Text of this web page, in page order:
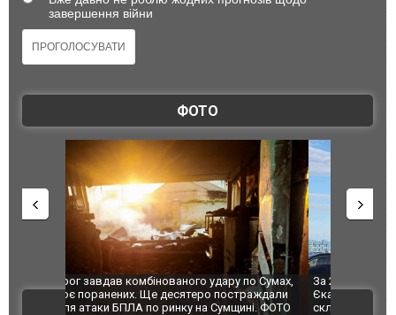
завершення війни
ФОТО
За 2000 кілометрів від кордону з Україною: в
Єкатеринбурзі після атаки дронів загорівся
склад Wildberries. ФОТО. ВІДЕО
"Мої
ВІДЕО